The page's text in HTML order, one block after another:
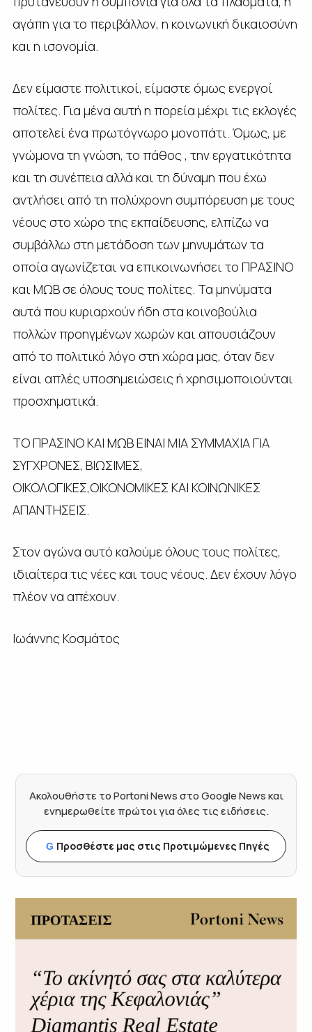
αγάπη για το περιβάλλον, η κοινωνική δικαιοσύνη
και η ισονομία.
Δεν είμαστε πολιτικοί, είμαστε όμως ενεργοί
πολίτες. Για μένα αυτή η πορεία μέχρι τις εκλογές
αποτελεί ένα πρωτόγνωρο μονοπάτι. Όμως, με
γνώμονα τη γνώση, το πάθος , την εργατικότητα
και τη συνέπεια αλλά και τη δύναμη που έχω
αντλήσει από τη πολύχρονη συμπόρευση με τους
νέους στο χώρο της εκπαίδευσης, ελπίζω να
συμβάλλω στη μετάδοση των μηνυμάτων τα
οποία αγωνίζεται να επικοινωνήσει το ΠΡΑΣΙΝΟ
και ΜΩΒ σε όλους τους πολίτες. Τα μηνύματα
αυτά που κυριαρχούν ήδη στα κοινοβούλια
πολλών προηγμένων χωρών και απουσιάζουν
από το πολιτικό λόγο στη χώρα μας, όταν δεν
είναι απλές υποσημειώσεις ή χρησιμοποιούνται
προσχηματικά.
ΤΟ ΠΡΑΣΙΝΟ ΚΑΙ ΜΩΒΕΙΝΑΙ ΜΙΑ ΣΥΜΜΑΧΙΑ ΓΙΑ
ΣΥΓΧΡΟΝΕΣ, ΒΙΩΣΙΜΕΣ,
ΟΙΚΟΛΟΓΙΚΕΣ,ΟΙΚΟΝΟΜΙΚΕΣ ΚΑΙ ΚΟΙΝΩΝΙΚΕΣ
ΑΠΑΝΤΗΣΕΙΣ.
Στον αγώνα αυτό καλούμε όλους τους πολίτες,
ιδιαίτερα τις νέες και τους νέους. Δεν έχουν λόγο
πλέον να απέχουν.
Ιωάννης Κοσμάτος
Ακολουθήστε το Portoni News στο Google News και
ενημερωθείτε πρώτοι για όλες τις ειδήσεις.
G Προσθέστε μας στις Προτιμώμενες Πηγές